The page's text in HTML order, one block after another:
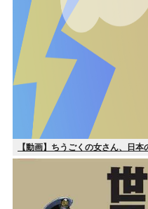
【動画】ちうごくの女さん、日